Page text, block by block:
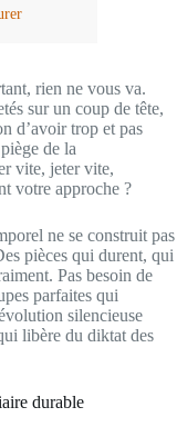
rien ne vous va.
sur un coup de tête,
d’avoir trop et pas
de la
vite, jeter vite,
votre approche ?
ne se construit pas
pièces qui durent, qui
Pas besoin de
parfaites qui
silencieuse
libère du diktat des
durable